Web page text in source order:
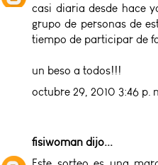
casi diaria desde hace
grupo de personas de
tiempo de participar de
un beso a todos!!!
octubre 29, 2010 3:46 p.
fisiwoman dijo...